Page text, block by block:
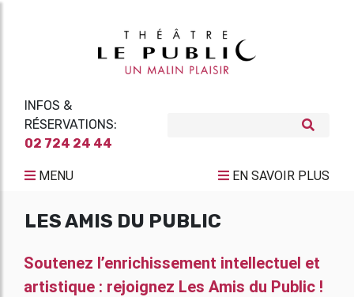
INFOS &
RÉSERVATIONS:
02 724 24 44
MENU EN SAVOIR PLUS
LES AMIS DU PUBLIC
Soutenez l’enrichissement intellectuel et
artistique : rejoignez Les Amis du Public !